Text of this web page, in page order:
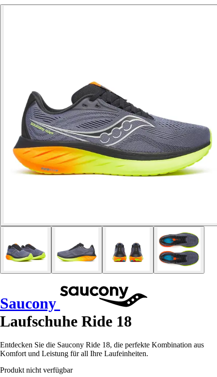
Saucony
Laufschuhe Ride 18
Entdecken Sie die Saucony Ride 18, die perfekte Kombination aus
Komfort und Leistung für all Ihre Laufeinheiten.
Produkt nicht verfügbar